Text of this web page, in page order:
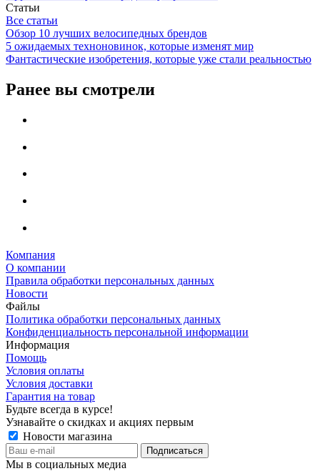
Статьи
Все статьи
Обзор 10 лучших велосипедных брендов
5 ожидаемых техноновинок, которые изменят мир
Фантастические изобретения, которые уже стали реальностью
Ранее вы смотрели
Компания
О компании
Правила обработки персональных данных
Новости
Файлы
Политика обработки персональных данных
Конфиденциальность персональной информации
Информация
Помощь
Условия оплаты
Условия доставки
Гарантия на товар
Будьте всегда в курсе!
Узнавайте о скидках и акциях первым
Новости магазина
Мы в социальных медиа